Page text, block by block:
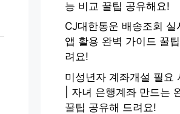
능 비교 꿀팁 공유해요!
CJ대한통운 배송조회 실
앱 활용 완벽 가이드 꿀
려요!
미성년자 계좌개설 필요
| 자녀 은행계좌 만드는
꿀팁 공유해 드려요!